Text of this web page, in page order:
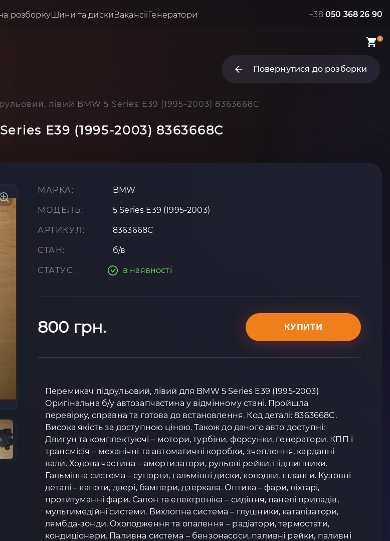
розборкуШини та дискиВакансіїГенератори +38 050 368 26 90
0
Повернутися до розборки
лівий BMW 5 Series E39 (1995-2003) 8363668C
E39 (1995-2003) 8363668C
МАРКА: BMW
МОДЕЛЬ: 5 Series E39 (1995-2003)
АРТИКУЛ: 8363668C
СТАН: б/в
СТАТУС: в наявності
800 грн. КУПИТИ
Перемикач підрульовий, лівий для BMW 5 Series E39 (1995-2003)
Оригінальна б/у автозапчастина у відмінному стані. Пройшла
перевірку, справна та готова до встановлення. Код деталі: 8363668C.
Висока якість за доступною ціною. Також до даного авто доступні:
Двигун та комплектуючі – мотори, турбіни, форсунки, генератори. КПП і
трансмісія – механічні та автоматичні коробки, зчеплення, карданні
вали. Ходова частина – амортизатори, рульові рейки, підшипники.
Гальмівна система – супорти, гальмівні диски, колодки, шланги. Кузовні
деталі – капоти, двері, бампери, дзеркала. Оптика – фари, ліхтарі,
протитуманні фари. Салон та електроніка – сидіння, панелі приладів,
мультимедійні системи. Вихлопна система – глушники, каталізатори,
лямбда-зонди. Охолодження та опалення – радіатори, термостати,
кондиціонери. Паливна система – бензонасоси, паливні рейки, паливні